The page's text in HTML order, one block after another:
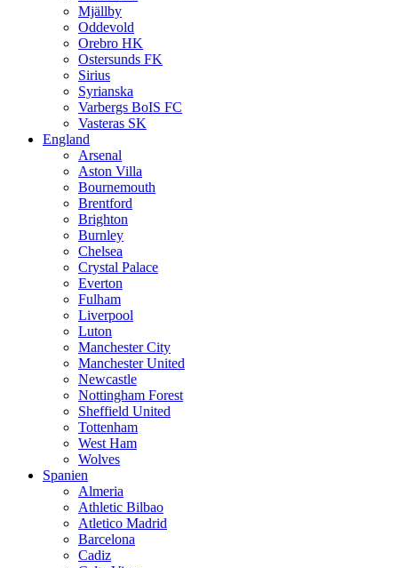
Mjällby
Oddevold
Orebro HK
Ostersunds FK
Sirius
Syrianska
Varbergs BoIS FC
Vasteras SK
England
Arsenal
Aston Villa
Bournemouth
Brentford
Brighton
Burnley
Chelsea
Crystal Palace
Everton
Fulham
Liverpool
Luton
Manchester City
Manchester United
Newcastle
Nottingham Forest
Sheffield United
Tottenham
West Ham
Wolves
Spanien
Almeria
Athletic Bilbao
Atletico Madrid
Barcelona
Cadiz